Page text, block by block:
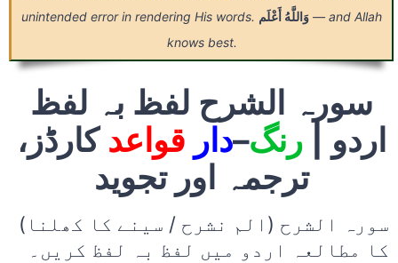
unintended error in rendering His words.
وَاللَّهُ أَعْلَم
— and Allah
knows best.
سورہ الشرح لفظ بہ لفظ
اردو |رنگ–دار قواعدکارڈز،
ترجمہ اور تجوید
سورہ الشرح (الم نشرح / سینے کا کھلنا)
کا مطالعہ اردو میں لفظ بہ لفظ کریں۔